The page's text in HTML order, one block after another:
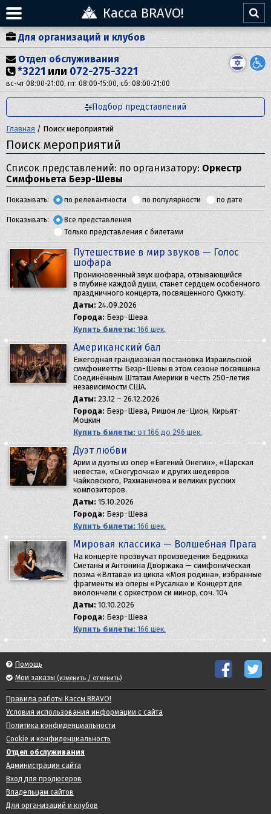
Касса BRAVO!
Для организаций и клубов
Отдел обслуживания
*3221 или 072-275-3221
вс-чт 08:00-21:00, пт: 08:00-15:00, сб: 08:00-21:00
Подбор представлений
Главная / Поиск мероприятий
Поиск мероприятий
Список представлений: по организатору: Оркестр
Симфоньета Беэр-Шевы
Показывать: по релевантности по популярности по дате
Показывать:
Все представления
Только представления с билетами
Путешествие в мир звуков — Голос
шофара
Проникновенный звук шофара, отзывающийся
в глубине каждой души, станет сердцем особенного
праздничного концерта, посвящённого Суккоту.
Даты: 24.09.2026
Города: Беэр-Шева
Купить билеты: 166 шек.
Американский бал
Ежегодная грандиозная постановка Израильской
симфониетты Беэр-Шевы в этом сезоне посвящена
Соединённым Штатам Америки в честь 250-летия
независимости США.
Даты: 23.12 – 26.12.2026
Города: Беэр-Шева, Ришон ле-Цион, Кирьят-
Моцкин
Купить билеты: от 166 до 296 шек.
Дуэт любви
Арии и дуэты из опер «Евгений Онегин», «Царская
невеста», «Снегурочка» и других шедевров
Чайковского, Рахманинова и великих русских
композиторов.
Даты: 15.10.2026
Города: Беэр-Шева
Купить билеты: 166 шек.
Мировая классика — Волшебная Прага
На концерте прозвучат произведения Бедржиха
Сметаны и Антонина Дворжака — симфоническая
поэма «Влтава» из цикла «Моя родина», избранные
фрагменты из оперы «Русалка» и Концерт для
виолончели с оркестром си минор, соч. 104
Даты: 10.10.2026
Города: Беэр-Шева
Купить билеты: 166 шек.
Помощь
Мои заказы (изменить / отменить)
Правила работы Кассы BRAVO!
Условия использования информации с сайта
Политика конфиденциальности
Cookie и конфиденциальность
Отдел обслуживания
Администрация сайта
Вход для продюсеров
Владельцам сайтов
Для организаций и клубов